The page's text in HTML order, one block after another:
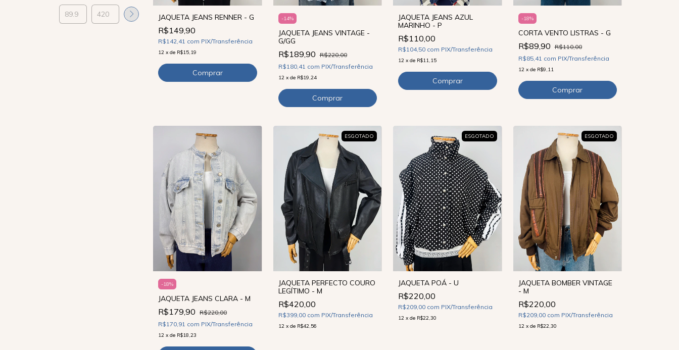
JAQUETA JEANS RENNER - G
R$149,90
R$142,41 com PIX/Transferência
12 x de R$15,19
-14%
JAQUETA JEANS VINTAGE -
G/GG
R$189,90 R$220,00
R$180,41 com PIX/Transferência
12 x de R$19,24
JAQUETA JEANS AZUL
MARINHO - P
R$110,00
R$104,50 com PIX/Transferência
12 x de R$11,15
-18%
CORTA VENTO LISTRAS - G
R$89,90 R$110,00
R$85,41 com PIX/Transferência
12 x de R$9,11
-18%
JAQUETA JEANS CLARA - M
R$179,90 R$220,00
R$170,91 com PIX/Transferência
12 x de R$18,23
ESGOTADO
JAQUETA PERFECTO COURO
LEGÍTIMO - M
R$420,00
R$399,00 com PIX/Transferência
12 x de R$42,56
ESGOTADO
JAQUETA POÁ - U
R$220,00
R$209,00 com PIX/Transferência
12 x de R$22,30
ESGOTADO
JAQUETA BOMBER VINTAGE
- M
R$220,00
R$209,00 com PIX/Transferência
12 x de R$22,30